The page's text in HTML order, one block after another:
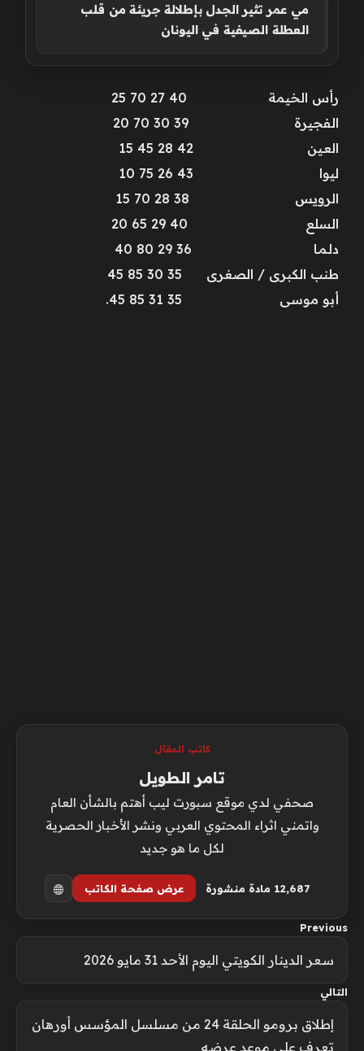
مي عمر تثير الجدل بإطلالة جريئة من قلب
العطلة الصيفية في اليونان
رأس الخيمة 40 27 70 25
الفجيرة 39 30 70 20
العـين 42 28 45 15
ليوا 43 26 75 10
الرويس 38 28 70 15
السلع 40 29 65 20
دلـمـا 36 29 80 40
طنب الكبرى / الصغرى 35 30 85 45
أبو موسى 35 31 85 45.
كاتب المقال
تامر الطويل
صحفي لدي موقع سبورت ليب أهتم بالشأن العام
واتمني اثراء المحتوي العربي ونشر الأخبار الحصرية
لكل ما هو جديد
12٬687 مادة منشورة عرض صفحة الكاتب
Previous
سعر الدينار الكويتي اليوم الأحد 31 مايو 2026
التالي
إطلاق برومو الحلقة 24 من مسلسل المؤسس أورهان
تعرف على موعد عرضه